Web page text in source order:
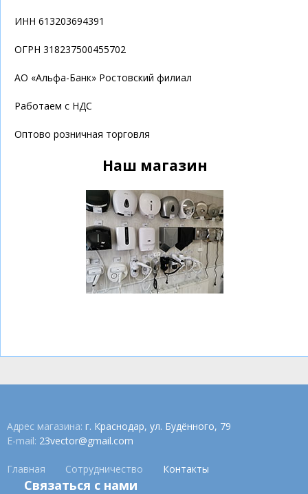
ИНН 613203694391
ОГРН 318237500455702
АО «Альфа-Банк» Ростовский филиал
Работаем с НДС
Оптово розничная торговля
Наш магазин
Адрес магазина: г. Краснодар, ул. Будённого, 79
E-mail: 23vector@gmail.com
Главная Сотрудничество Контакты
Связаться с нами